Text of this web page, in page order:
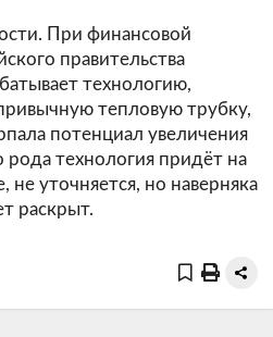
При финансовой
правительства
технологию,
тепловую трубку,
потенциал увеличения
рода технология придёт на
не уточняется, но наверняка
раскрыт.